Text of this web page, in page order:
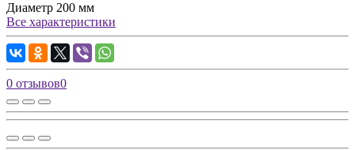
Диаметр 200 мм
Все характеристики
0 отзывов0